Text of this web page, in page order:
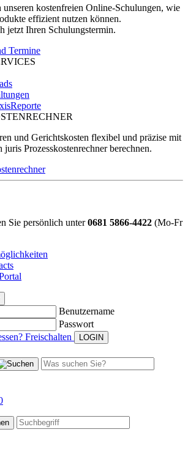
unseren kostenfreien Online-Schulungen, wie
effizient nutzen können.
jetzt Ihren Schulungstermin.
Termine
und Gerichtskosten flexibel und präzise mit
juris Prozesskostenrechner berechnen.
Sie persönlich unter0681 5866-4422 (Mo-Fr
Benutzername
Passwort
Freischalten